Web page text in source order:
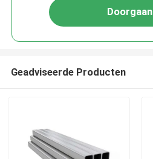
Doorgaan
Geadviseerde Producten